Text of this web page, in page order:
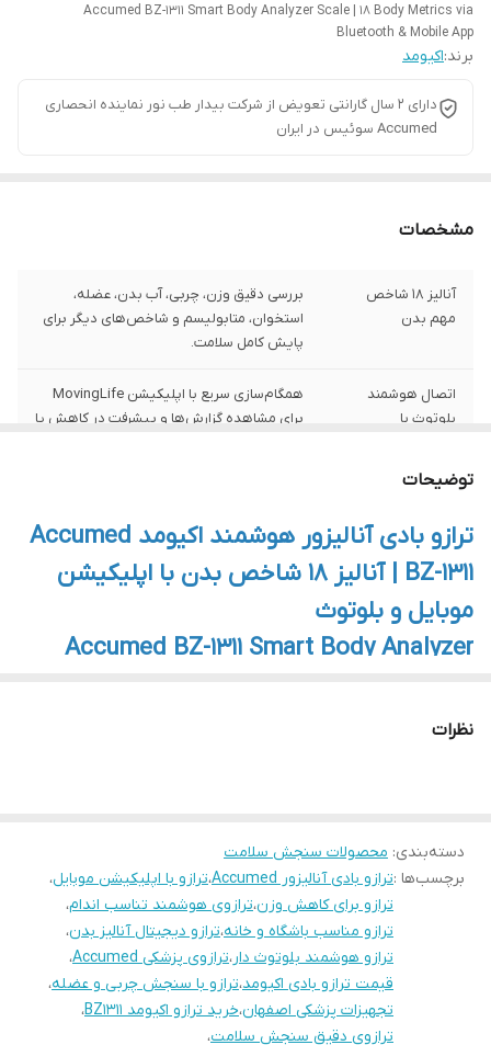
Accumed BZ-1311 Smart Body Analyzer Scale | 18 Body Metrics via
Bluetooth & Mobile App
برند:اکیومد
دارای ۲ سال گارانتی تعویض از شرکت بیدار طب نور نماینده انحصاری
Accumed سوئیس در ایران
مشخصات
آنالیز ۱۸ شاخص
مهم بدن
بررسی دقیق وزن، چربی، آب بدن، عضله،
استخوان، متابولیسم و شاخص‌های دیگر برای
پایش کامل سلامت.
اتصال هوشمند
بلوتوث با
همگام‌سازی سریع با اپلیکیشن MovingLife
برای مشاهده گزارش‌ها و پیشرفت در کاهش یا
ظرفیت بالا و دقت
تحمل وزن تا ۱۸۰ کیلوگرم با دقت بالا به کمک
توضیحات
ترازو بادی آنالیزور هوشمند اکیومد Accumed
BZ-1311 | آنالیز ۱۸ شاخص بدن با اپلیکیشن
موبایل و بلوتوث
Accumed BZ-1311 Smart Body Analyzer
Mobile App
ترازو هوشمند BZ-1311 از برند معتبر Accumed سوئیس، انتخابی
ایده‌آل برای افرادی‌ست که به‌صورت دقیق و علمی سلامت بدن
خود را پایش می‌کنند. این دستگاه با قابلیت آنالیز ۱۸ شاخص
حیاتی بدن، تجربه‌ای حرفه‌ای از کنترل وزن و ترکیبات بدنی را در
خانه برای شما فراهم می‌کند.
نظرات
دسته‌بندی: محصولات سنجش سلامت
برچسب‌ها :ترازو بادی آنالیزور Accumed ،ترازو با اپلیکیشن موبایل،
ترازو برای کاهش وزن،ترازوی هوشمند تناسب اندام،
ترازو مناسب باشگاه و خانه،ترازو دیجیتال آنالیز بدن،
ترازو هوشمند بلوتوث دار،ترازوی پزشکی Accumed
،
قیمت ترازو بادی اکیومد،ترازو با سنجش چربی و عضله،
تجهیزات پزشکی اصفهان،خرید ترازو اکیومد BZ1311
،
ترازوی دقیق سنجش سلامت،